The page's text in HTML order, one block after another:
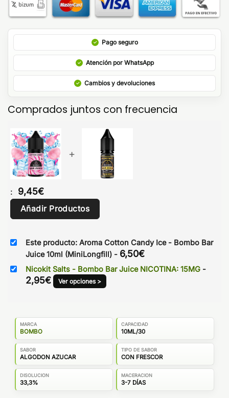
Pago seguro
Atención por WhatsApp
Cambios y devoluciones
Comprados juntos con frecuencia
+
: 9,45€
Añadir Productos
Este producto: Aroma Cotton Candy Ice - Bombo Bar
Juice 10ml (MiniLongfill) - 6,50€
Nicokit Salts - Bombo Bar Juice NICOTINA: 15MG -
2,95€ Ver opciones >
MARCA
BOMBO
CAPACIDAD
10ML/30
SABOR
ALGODON AZUCAR
TIPO DE SABOR
CON FRESCOR
DISOLUCION
33,3%
MACERACION
3-7 DÍAS